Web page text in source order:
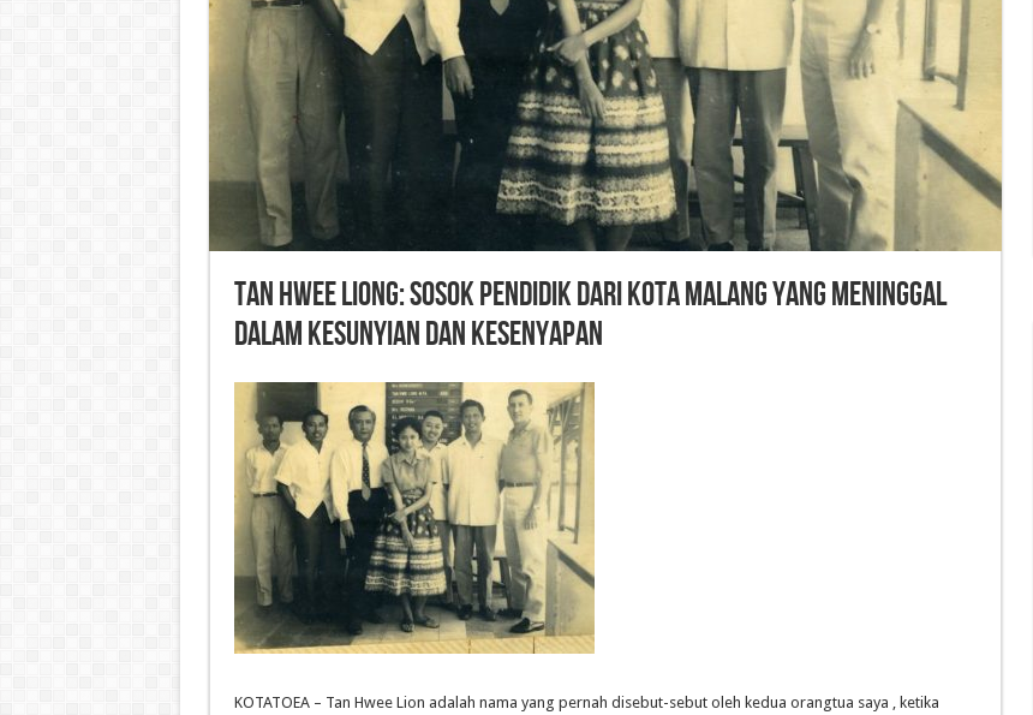
Tan Hwee Liong: Sosok Pendidik Dari Kota Malang Yang Meninggal
Dalam Kesunyian dan Kesenyapan
KOTATOEA – Tan Hwee Lion adalah nama yang pernah disebut-sebut oleh kedua orangtua saya , ketika